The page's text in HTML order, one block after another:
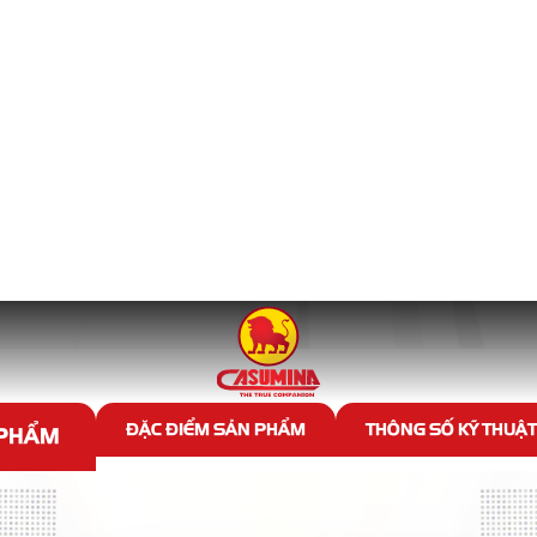
LỐP TRUYỀN THỐNG
phẩm Lốp truyền thống